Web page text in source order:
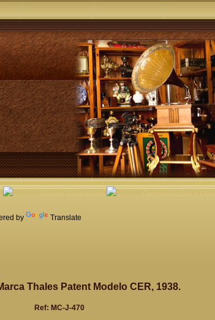
by Translate
Thales Patent Modelo CER, 1938.
Ref: MC-J-470